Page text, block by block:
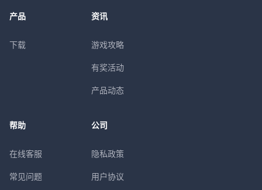
产品
下载
资讯
游戏攻略
有奖活动
产品动态
帮助
在线客服
常见问题
公司
隐私政策
用户协议